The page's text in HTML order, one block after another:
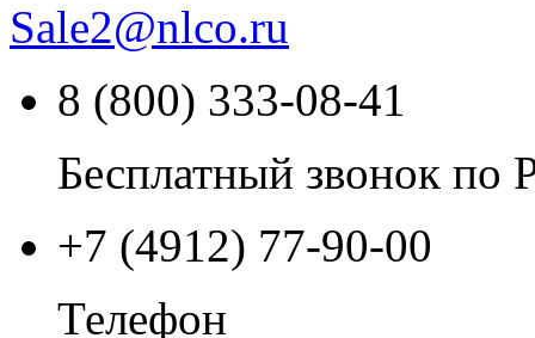
Sale2@nlco.ru
8 (800) 333-08-41
Бесплатный звонок по
+7 (4912) 77-90-00
Телефон